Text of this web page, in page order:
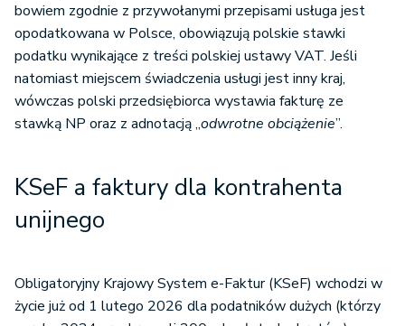
bowiem zgodnie z przywołanymi przepisami usługa jest
opodatkowana w Polsce, obowiązują polskie stawki
podatku wynikające z treści polskiej ustawy VAT. Jeśli
natomiast miejscem świadczenia usługi jest inny kraj,
wówczas polski przedsiębiorca wystawia fakturę ze
stawką NP oraz z adnotacją „odwrotne obciążenie”.
KSeF a faktury dla kontrahenta
unijnego
Obligatoryjny Krajowy System e-Faktur (KSeF) wchodzi w
życie już od 1 lutego 2026 dla podatników dużych (którzy